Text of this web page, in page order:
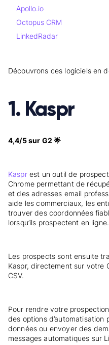
Apollo.io
Octopus CRM
LinkedRadar
Découvrons ces logiciels en
1. Kaspr
4,4/5 sur G2 🌟
Kasprest un outil de
Chrome permettant de
et des adresses email
aide les commerciaux, les
trouver des coordonnées
lorsqu’ils prospectent en ligne.
Les prospects sont ensuite
Kaspr, directement sur votre
CSV.
Pour rendre votre
des options d’automatisation
données ou envoyer des
messages automatiques sur